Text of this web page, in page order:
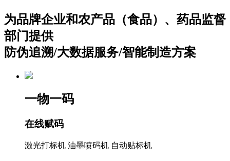
为品牌企业和农产品（食品）、药品监督
部门提供
防伪追溯/大数据服务/智能制造方案
一物一码
在线赋码
激光打标机 油墨喷码机 自动贴标机